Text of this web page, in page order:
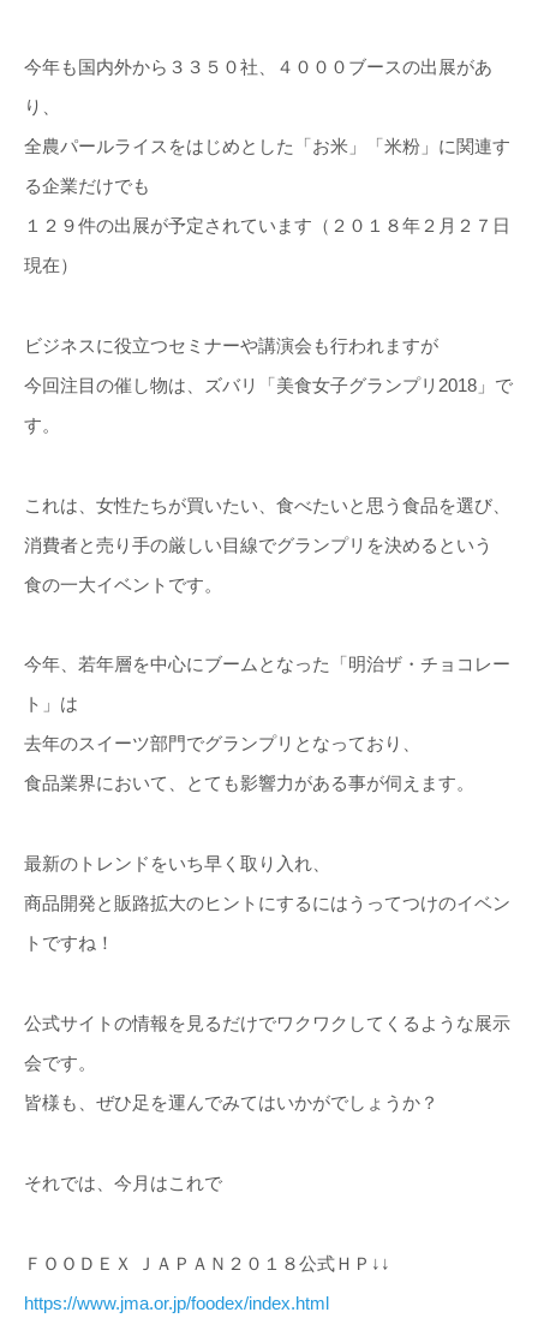
今年も国内外から３３５０社、４０００ブースの出展があ
り、
全農パールライスをはじめとした「お米」「米粉」に関連す
る企業だけでも
１２９件の出展が予定されています（２０１８年２月２７日
現在）
ビジネスに役立つセミナーや講演会も行われますが
今回注目の催し物は、ズバリ「美食女子グランプリ2018」で
す。
これは、女性たちが買いたい、食べたいと思う食品を選び、
消費者と売り手の厳しい目線でグランプリを決めるという
食の一大イベントです。
今年、若年層を中心にブームとなった「明治ザ・チョコレー
ト」は
去年のスイーツ部門でグランプリとなっており、
食品業界において、とても影響力がある事が伺えます。
最新のトレンドをいち早く取り入れ、
商品開発と販路拡大のヒントにするにはうってつけのイベン
トですね！
公式サイトの情報を見るだけでワクワクしてくるような展示
会です。
皆様も、ぜひ足を運んでみてはいかがでしょうか？
それでは、今月はこれで
ＦＯＯＤＥＸ ＪＡＰＡＮ２０１８公式ＨＰ↓↓
https://www.jma.or.jp/foodex/index.html